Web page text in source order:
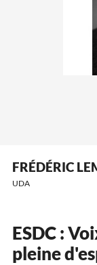
FRÉDÉRIC
UDA
ESDC :
pleine